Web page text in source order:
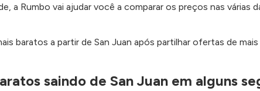
a Rumbo vai ajudar você a comparar os preços nas várias
baratos a partir de San Juan após partilhar ofertas de
saindo de San Juan em alguns